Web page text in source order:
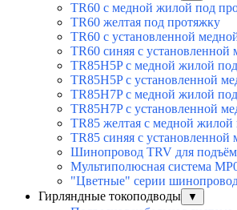
TR60 с медной жилой под
TR60 желтая под протяжку
TR60 с установленной
TR60 синяя с
TR85H5P с медной жилой
TR85H5P с установленной
TR85H7P с медной жилой
TR85H7P с установленной
TR85 желтая с медной жилой
TR85 синяя с
Шинопровод TRV для
Мультиполюсная система
"Цветные" серии
Гирляндные токоподводы
▼